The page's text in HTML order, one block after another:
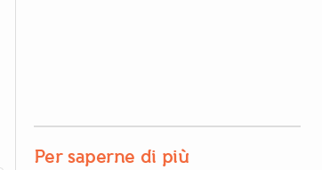
Per saperne di più